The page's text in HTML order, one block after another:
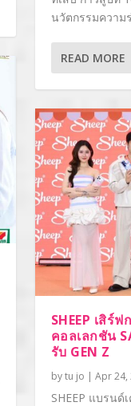
นวัตกรรมความ
READ MORE
SHEEP เสิร์
คอลเลกชัน
รับ GEN Z
bytu jo | Apr 24,
SHEEP แบรน